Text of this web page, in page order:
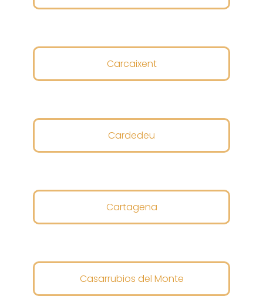
Carcaixent
Cardedeu
Cartagena
Casarrubios del Monte